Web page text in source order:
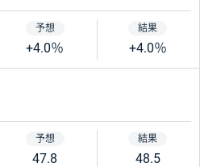
+4.0％ +4.0％
47.8 48.5